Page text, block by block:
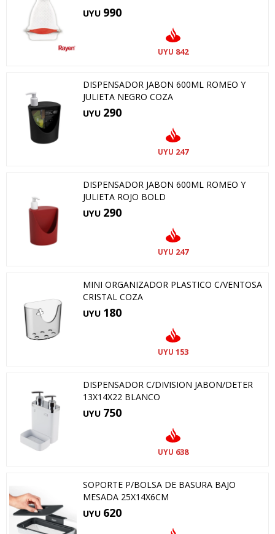
UYU 990
UYU 842
DISPENSADOR JABON 600ML ROMEO Y
JULIETA NEGRO COZA
UYU 290
UYU 247
DISPENSADOR JABON 600ML ROMEO Y
JULIETA ROJO BOLD
UYU 290
UYU 247
MINI ORGANIZADOR PLASTICO C/VENTOSA
CRISTAL COZA
UYU 180
UYU 153
DISPENSADOR C/DIVISION JABON/DETER
13X14X22 BLANCO
UYU 750
UYU 638
SOPORTE P/BOLSA DE BASURA BAJO
MESADA 25X14X6CM
UYU 620